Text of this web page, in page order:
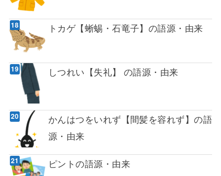
トカゲ【蜥蜴・石竜子】の語源・由来
しつれい【失礼】 の語源・由来
かんはつをいれず【間髪を容れず】の語
源・由来
ピントの語源・由来